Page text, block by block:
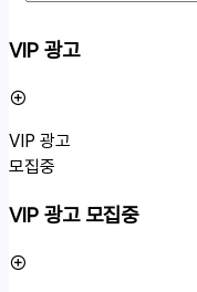
VIP 광고
VIP 광고
모집중
VIP 광고 모집중